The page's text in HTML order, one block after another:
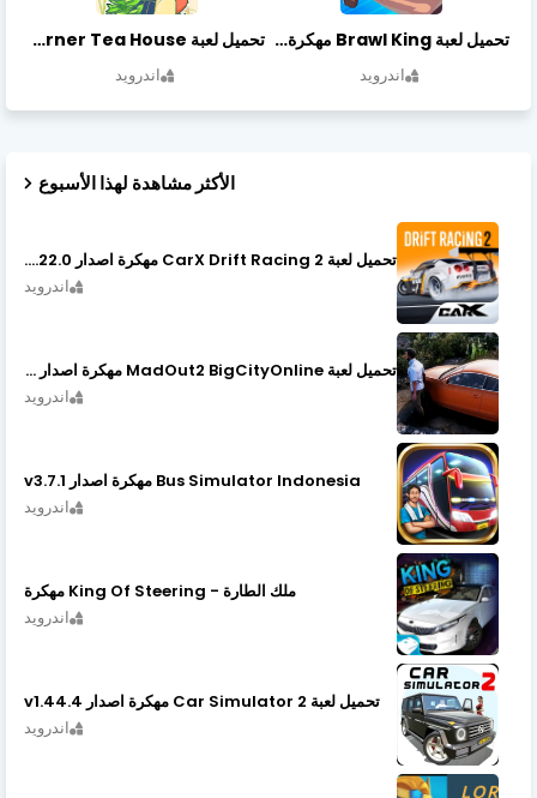
تحميل لعبة Brawl King مهكرة أخر إصدار
اندرويد
تحميل لعبة Little Corner Tea House مهكرة أخر إصدار
اندرويد
الأكثر مشاهدة لهذا الأسبوع
تحميل لعبة CarX Drift Racing 2 مهكرة اصدار v1.22.0
اندرويد
تحميل لعبة MadOut2 BigCityOnline مهكرة اصدار v10.48
اندرويد
Bus Simulator Indonesia مهكرة اصدار v3.7.1
اندرويد
ملك الطارة - King Of Steering مهكرة
اندرويد
تحميل لعبة Car Simulator 2 مهكرة اصدار v1.44.4
اندرويد